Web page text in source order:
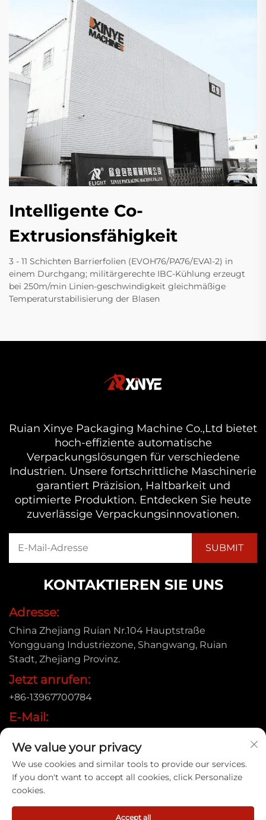
Intelligente Co-
Extrusionsfähigkeit
3 - 11 Schichten Barrierfolien (EVOH76/PA76/EVA1-2) in
einem Durchgang; militärgerechte IBC-Kühlung erzeugt
bei 250m/min Linien-geschwindigkeit gleichmäßige
Temperaturstabilisierung der Blasen
Ruian Xinye Packaging Machine Co.,Ltd bietet
hoch-effiziente automatische
Verpackungslösungen für verschiedene
Industrien. Unsere fortschrittliche Maschinerie
garantiert Präzision, Haltbarkeit und
optimierte Produktion. Entdecken Sie heute
zuverlässige Verpackungsinnovationen.
KONTAKTIEREN SIE UNS
Adresse:
China Zhejiang Ruian Nr.104 Hauptstraße
Yongguang Industriezone, Shangwang, Ruian
Stadt, Zhejiang Provinz.
Jetzt anrufen:
+86-13967700784
E-Mail:
Urheberrecht © 2025 Ruian Xinye Packaging Machine
We value your privacy
We use cookies and similar tools to provide our services.
If you don't want to accept all cookies, click Personalize
cookies.
Accept all